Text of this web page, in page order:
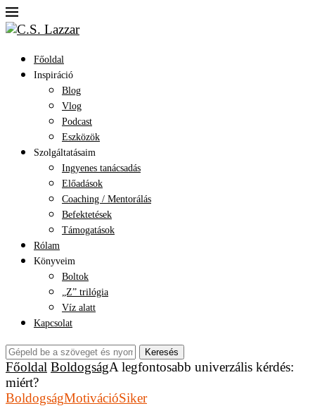
Főoldal
Inspiráció
Blog
Vlog
Podcast
Eszközök
Szolgáltatásaim
Ingyenes tanácsadás
Előadások
Coaching / Mentorálás
Befektetések
Támogatások
Rólam
Könyveim
Boltok
„Z” trilógia
Víz alatt
Kapcsolat
Keresés
Főoldal BoldogságA legfontosabb univerzális kérdés:
miért?
BoldogságMotivációSiker